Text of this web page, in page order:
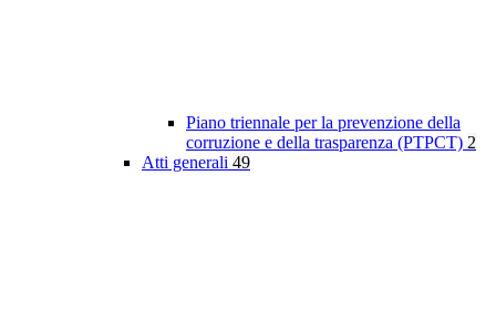
Piano triennale per la prevenzione della
corruzione e della trasparenza (PTPCT) 2
Atti generali 49